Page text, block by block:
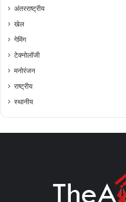
अंतरराष्ट्रीय
खेल
गेमिंग
टेक्नोलॉजी
मनोरंजन
राष्ट्रीय
स्थानीय